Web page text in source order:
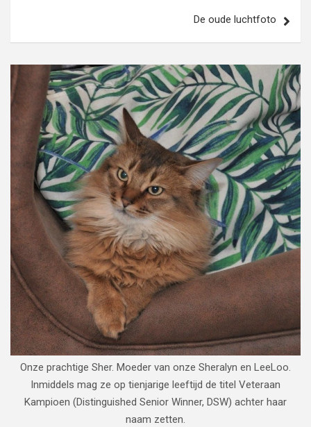
De oude luchtfoto
Onze prachtige Sher. Moeder van onze Sheralyn en LeeLoo.
Inmiddels mag ze op tienjarige leeftijd de titel Veteraan
Kampioen (Distinguished Senior Winner, DSW) achter haar
naam zetten.